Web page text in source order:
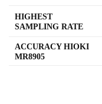
HIGHEST
SAMPLING RATE
ACCURACY HIOKI
MR8905